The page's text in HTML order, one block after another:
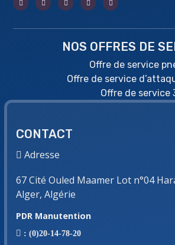
NOS OFFRES DE
Offre de service
Offre de service
Offre de service
CONTACT
Adresse
67 Cité Ouled Maamer Lot n°04
Alger, Algérie
PDR Manutention
: (0)20-14-78-20